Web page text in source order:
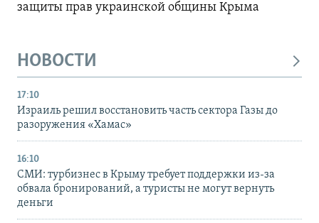
защиты прав украинской общины Крыма
НОВОСТИ
17:10
Израиль решил восстановить часть сектора Газы до
разоружения «Хамас»
16:10
СМИ: турбизнес в Крыму требует поддержки из-за
обвала бронирований, а туристы не могут вернуть
деньги